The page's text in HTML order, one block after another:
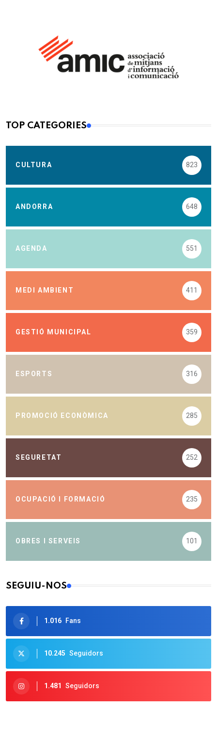
TOP CATEGORIES
CULTURA 823
ANDORRA 648
AGENDA 551
MEDI AMBIENT 411
GESTIÓ MUNICIPAL 359
ESPORTS 316
PROMOCIÓ ECONÒMICA 285
SEGURETAT 252
OCUPACIÓ I FORMACIÓ 235
OBRES I SERVEIS 101
SEGUIU-NOS
1.016 Fans
10.245 Seguidors
1.481 Seguidors